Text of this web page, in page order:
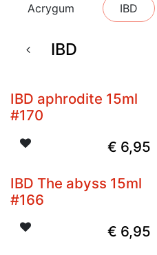
Acrygum IBD
IBD
IBD aphrodite 15ml
#170
€ 6,95
IBD The abyss 15ml
#166
€ 6,95